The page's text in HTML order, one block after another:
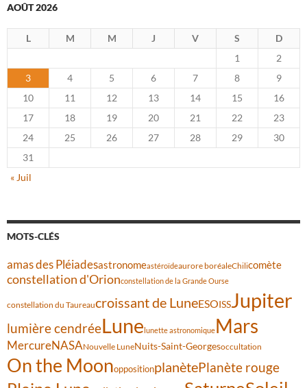
AOÛT 2026
L M M J V S
D
1
2
3
4 5 6 7 8
9
10
11 12 13 14 15
16
17
18 19 20 21 22
23
24
25 26 27 28 29
30
31
« Juil
MOTS-CLÉS
amas des Pléiadesastronomeastéroïdeaurore boréaleChilicomète
constellation d'Orionconstellation de la Grande Ourse
constellation du Taureaucroissant de LuneESOISSJupiter
lumière cendréeLunelunette astronomiqueMars
MercureNASANouvelle LuneNuits-Saint-Georgesoccultation
On the MoonoppositionplanètePlanète rouge